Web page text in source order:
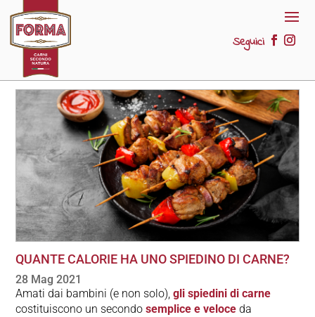
Seguici
QUANTE CALORIE HA UNO SPIEDINO DI CARNE?
28 Mag 2021
Amati dai bambini (e non solo),gli spiedini di carne
costituiscono un secondo semplice e veloce da